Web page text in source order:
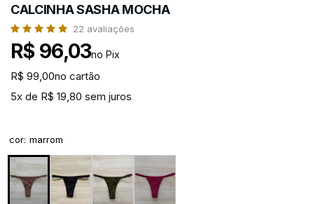
CALCINHA SASHA MOCHA
22 avaliações
R$ 96,03no Pix
R$ 99,00no cartão
5x de R$ 19,80 sem juros
cor: marrom